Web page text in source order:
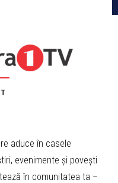
aduce în casele
evenimente și povești
în comunitatea ta –